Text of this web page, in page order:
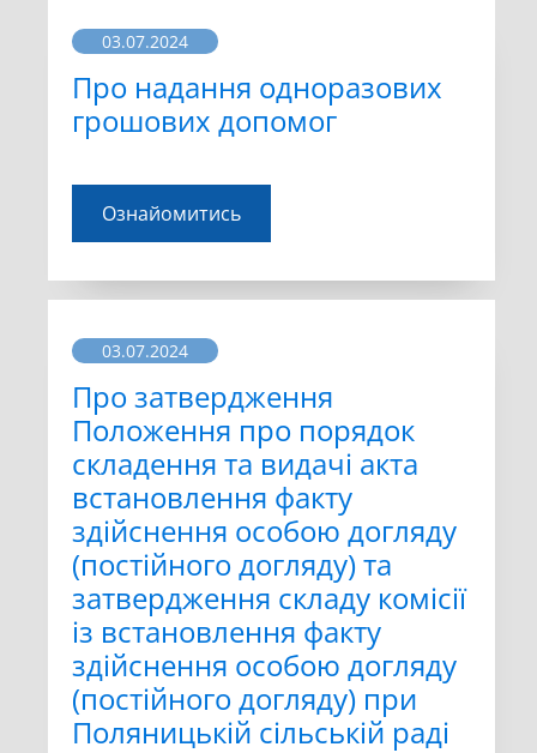
03.07.2024
Про надання одноразових
грошових допомог
Ознайомитись
03.07.2024
Про затвердження
Положення про порядок
складення та видачі акта
встановлення факту
здійснення особою догляду
(постійного догляду) та
затвердження складу комісії
із встановлення факту
здійснення особою догляду
(постійного догляду) при
Поляницькій сільській раді